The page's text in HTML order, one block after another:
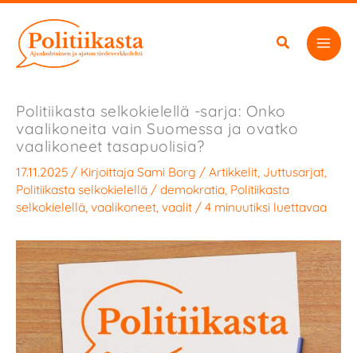
sisältöön
Politiikasta selkokielellä -sarja: Onko
vaalikoneita vain Suomessa ja ovatko
vaalikoneet tasapuolisia?
17.11.2025 / Kirjoittaja Sami Borg / Artikkelit Juttusarjat
Politiikasta selkokielellä / demokratia Politiikasta
selkokielellä vaalikoneet vaalit / 4 minuutiksi luettavaa